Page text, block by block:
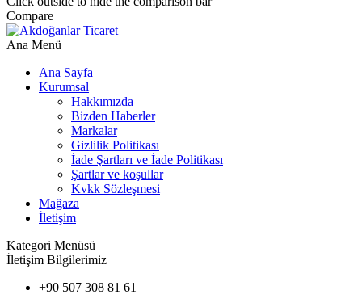
Compare
Ana Menü
Ana Sayfa
Kurumsal
Hakkımızda
Bizden Haberler
Markalar
Gizlilik Politikası
İade Şartları ve İade Politikası
Şartlar ve koşullar
Kvkk Sözleşmesi
Mağaza
İletişim
Kategori Menüsü
İletişim Bilgilerimiz
+90 507 308 81 61